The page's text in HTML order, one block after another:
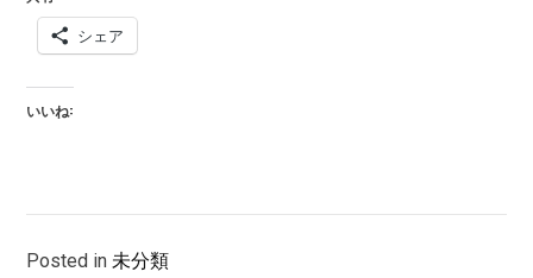
シェア
いいね:
Posted in 未分類